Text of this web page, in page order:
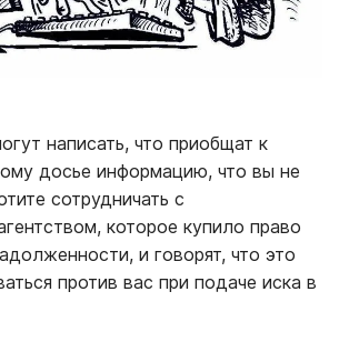
написать, что приобщат к
досье информацию, что вы не
сотрудничать с
которое купило право
и говорят, что это
против вас при подаче иска в